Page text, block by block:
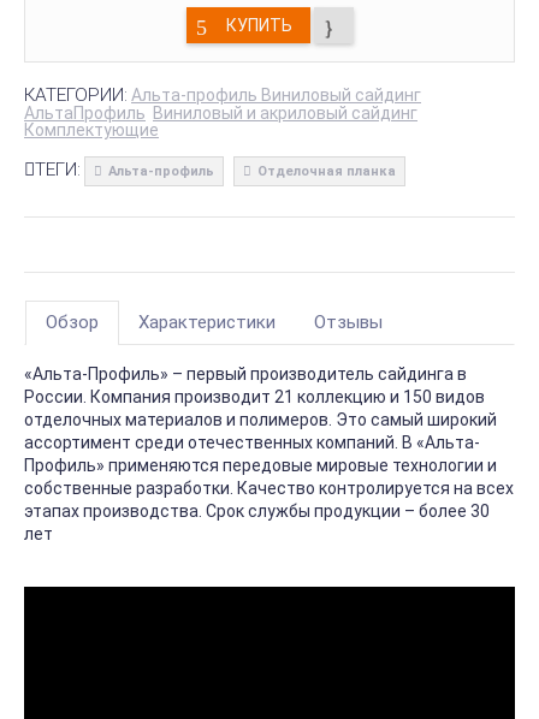
КУПИТЬ
КАТЕГОРИИ: Альта-профиль Виниловый сайдинг
АльтаПрофиль Виниловый и акриловый сайдинг
Комплектующие
ТЕГИ: Альта-профиль Отделочная планка
Обзор Характеристики Отзывы
«Альта-Профиль» – первый производитель сайдинга в
России. Компания производит 21 коллекцию и 150 видов
отделочных материалов и полимеров. Это самый широкий
ассортимент среди отечественных компаний. В «Альта-
Профиль» применяются передовые мировые технологии и
собственные разработки. Качество контролируется на всех
этапах производства. Срок службы продукции – более 30
лет